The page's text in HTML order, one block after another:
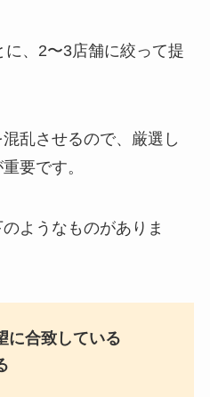
、2〜3店舗に絞って提
乱させるので、厳選し
要です。
ようなものがありま
に合致している